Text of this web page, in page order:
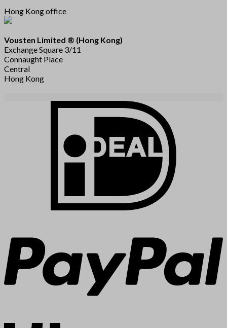
Hong Kong office
Vousten Limited ® (Hong Kong)
Exchange Square 3/11
Connaught Place
Central
Hong Kong